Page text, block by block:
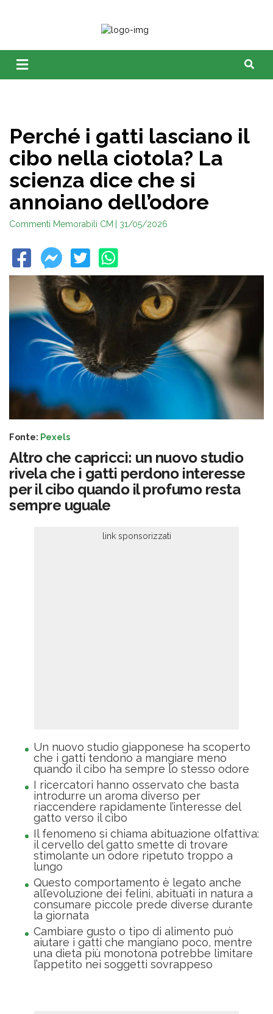
Perché i gatti lasciano il
cibo nella ciotola? La
scienza dice che si
annoiano dell’odore
Commenti Memorabili CM | 31/05/2026
Fonte: Pexels
Altro che capricci: un nuovo studio
rivela che i gatti perdono interesse
per il cibo quando il profumo resta
sempre uguale
Un nuovo studio giapponese ha scoperto
che i gatti tendono a mangiare meno
quando il cibo ha sempre lo stesso odore
I ricercatori hanno osservato che basta
introdurre un aroma diverso per
riaccendere rapidamente l’interesse del
gatto verso il cibo
Il fenomeno si chiama abituazione olfattiva:
il cervello del gatto smette di trovare
stimolante un odore ripetuto troppo a
lungo
Questo comportamento è legato anche
all’evoluzione dei felini, abituati in natura a
consumare piccole prede diverse durante
la giornata
Cambiare gusto o tipo di alimento può
aiutare i gatti che mangiano poco, mentre
una dieta più monotona potrebbe limitare
l’appetito nei soggetti sovrappeso